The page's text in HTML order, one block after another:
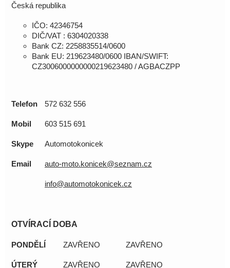
Česká republika
IČO: 42346754
DIČ/VAT : 6304020338
Bank CZ: 2258835514/0600
Bank EU: 219623480/0600 IBAN/SWIFT:
CZ3006000000000219623480 / AGBACZPP
Telefon 572 632 556
Mobil 603 515 691
Skype Automotokonicek
Email auto-moto.konicek@seznam.cz
info@automotokonicek.cz
OTVÍRACÍ DOBA
PONDĚLÍ ZAVŘENO ZAVŘENO
ÚTERÝ ZAVŘENO ZAVŘENO